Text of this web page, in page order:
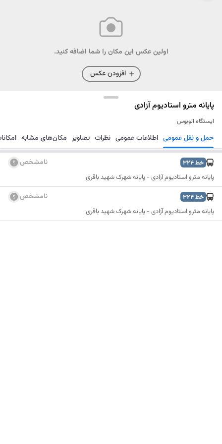
اولین عکس این مکان را شما اضافه کنید.
افزودن عکس
پایانه مترو استادیوم آزادی
ایستگاه اتوبوس
مسیریابی ذخیره ارسال حمل و نقل عمومی اطلاعات عمومی نظرات تصاویر مکان‌های مشابه
خط324 نامشخص
پایانه مترو استادیوم آزادی - پایانه شهرک شهید باقری
خط324 نامشخص
پایانه مترو استادیوم آزادی - پایانه شهرک شهید باقری